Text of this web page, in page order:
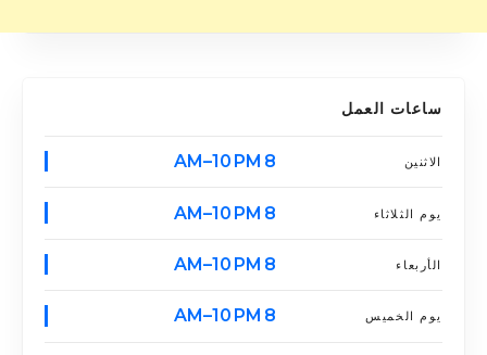
ساعات العمل
الاثنين 8 AM–10 PM
يوم الثلاثاء 8 AM–10 PM
الأربعاء 8 AM–10 PM
يوم الخميس 8 AM–10 PM